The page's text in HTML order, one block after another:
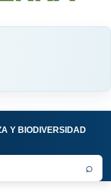
Y BIODIVERSIDAD
⌕